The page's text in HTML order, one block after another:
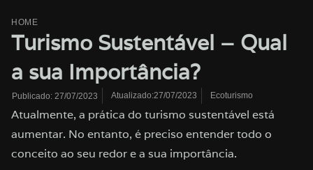
HOME
Turismo Sustentável – Qual
a sua Importância?
Publicado: 27/07/2023 Atualizado:27/07/2023 Ecoturismo
Atualmente, a prática do turismo sustentável está
aumentar. No entanto, é preciso entender todo o
conceito ao seu redor e a sua importância.